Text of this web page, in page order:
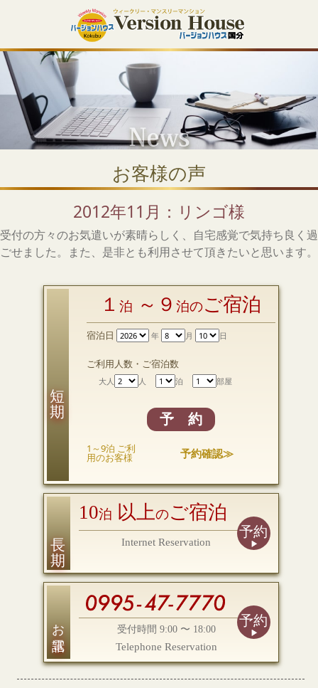
お客様の声
2012年11月：リンゴ様
受付の方々のお気遣いが素晴らしく、自宅感覚で気持ち良く過
ごせました。また、是非とも利用させて頂きたいと思います。
１ 泊 ～９ 泊のご宿泊
宿泊日 年 月 日
ご利用人数・ご宿泊数
大人 人 泊 部屋
予 約
1～9泊 ご利
用のお客様 予約確認≫
10泊 以上のご宿泊
Internet Reservation
予約
お電話 受付時間 9:00 〜 18:00
Telephone Reservation
予約